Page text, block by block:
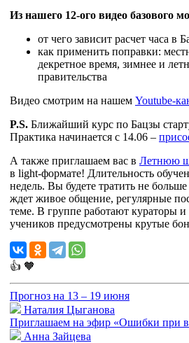
Из нашего 12-ого видео базового
от чего зависит расчет часа в
как применить поправки:
декретное время, зимнее и
правительства
Видео смотрим на нашем Youtube-
P.S. Ближайший курс по Бацзы
Практика начинается с 14.06 –
А также приглашаем вас в Летнюю
в light-формате! Длительность
недель. Вы будете тратить не
ждет живое общение, регулярные
теме. В группе работают кураторы и
учеников предусмотрены крутые
👍 🧡
Прогноз на 13 – 19 июня
Наталия Цыганова
Приглашаем на эфир «Ошибки при
Анна Зайцева